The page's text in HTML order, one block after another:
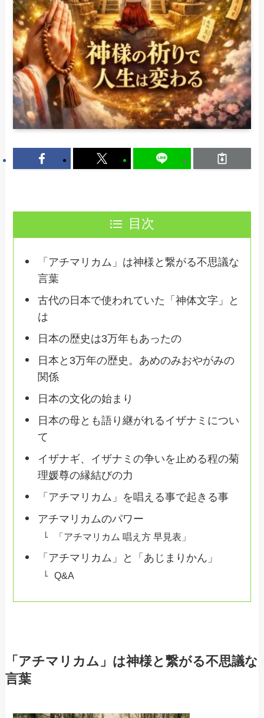
目次
「アチマリカム」は神様と繋がる不思議な
言葉
古代の日本で使われていた「神体文字」と
は
日本の歴史は3万年もあったの
日本と3万年の歴史。あめのみおやがみの
関係
日本の文化の始まり
日本の母とも語り継がれるイザナミについ
て
イザナギ、イザナミの争いを止める程の菊
理媛尊の縁結びの力
「アチマリカム」を唱える事で起きる事
アチマリカムのパワー
「アチマリカム 唱え方 早見表」
「アチマリカム」と「あじまりかん」
Q&A
「アチマリカム」は神様と繋がる不思議な
言葉